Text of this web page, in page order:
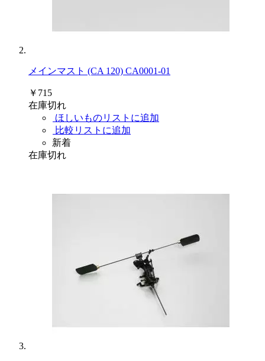
メインマスト (CA 120) CA0001-01
￥715
在庫切れ
ほしいものリストに追加
比較リストに追加
新着
在庫切れ